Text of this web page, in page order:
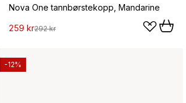
Nova One tannbørstekopp, Mandarine
259 kr292 kr
-12%